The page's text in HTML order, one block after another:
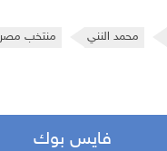
محمد النني منتخب مصر
فايس بوك